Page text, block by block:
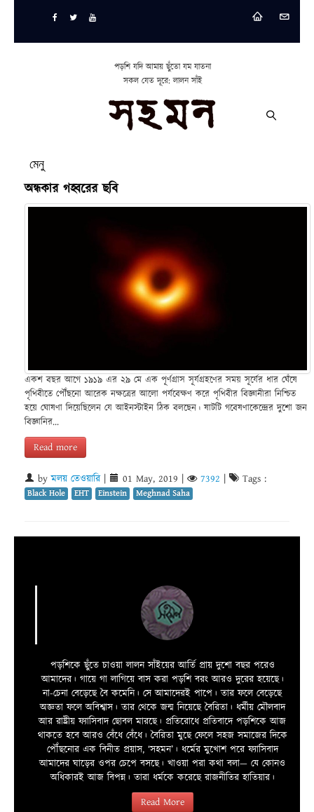
পড়শি যদি আমায় ছুঁতো যম যাতনা
সকল যেত দূরে: লালন সাঁই
মেনু
অন্ধকার গহ্বরের ছবি
একশ বছর আগে ১৯১৯ এর ২৯ মে এক পূর্ণগ্রাস সূর্যগ্রহণের সময় সূর্যের ধার ঘেঁষে
পৃথিবীতে পৌঁছনো আরেক নক্ষত্রের আলো পর্যবেক্ষণ করে পৃথিবীর বিজ্ঞানীরা নিশ্চিত
হয়ে ঘোষণা দিয়েছিলেন যে আইনস্টাইন ঠিক বলছেন। ষাটটি গবেষণাকেন্দ্রের দুশো জন
বিজ্ঞানির...
Read more
byমলয় তেওয়ারি| 01 May, 2019 7392 Tags :
Black Hole EHT Einstein Meghnad Saha
পড়শিকে ছুঁতে চাওয়া লালন সাঁইয়ের আর্তি প্রায় দুশো বছর পরেও
আমাদের। গায়ে গা লাগিয়ে বাস করা পড়শি বরং আরও দুরের হয়েছে।
না-চেনা বেড়েছে বৈ কমেনি। সে আমাদেরই পাপে। তার ফলে বেড়েছে
অজ্ঞতা ফলে অবিশ্বাস। তার থেকে জন্ম নিয়েছে বৈরিতা। ধর্মীয় মৌলবাদ
আর রাষ্ট্রীয় ফ্যাসিবাদ ছোবল মারছে। প্রতিরোধে প্রতিবাদে পড়শিকে আজ
থাকতে হবে আরও বেঁধে বেঁধে। বৈরিতা মুছে ফেলে সহজ সমাজের দিকে
পৌঁছনোর এক বিনীত প্রয়াস, ‘সহমন’। ধর্মের মুখোশ পরে ফ্যাসিবাদ
আমাদের ঘাড়ের ওপর চেপে বসছে। খাওয়া পরা কথা বলা—­­ যে কোনও
অধিকারই আজ বিপন্ন। তারা ধর্মকে করেছে রাজনীতির হাতিয়ার।
Read More